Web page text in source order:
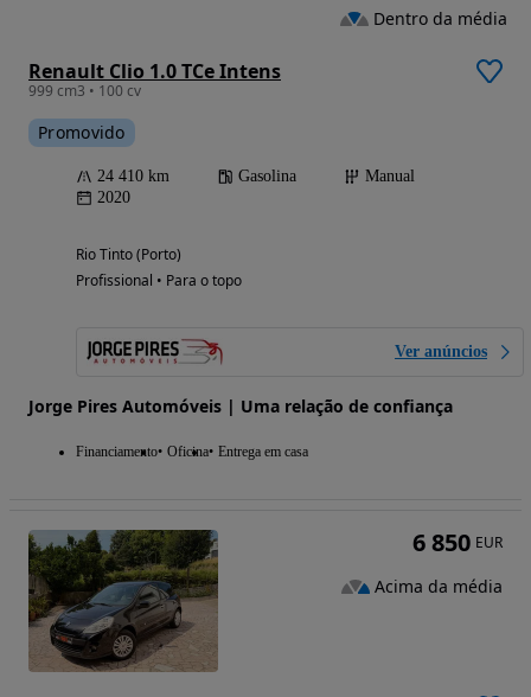
Renault Clio 1.0 TCe Intens
999 cm3 • 100 cv
Promovido
24 410 km Gasolina
Manual
2020
Rio Tinto (Porto)
Profissional • Para o topo
Ver anúncios
Jorge Pires Automóveis | Uma relação de confiança
Financiamento Oficina Entrega em casa
Dentro da média
6 850 EUR
Acima da média